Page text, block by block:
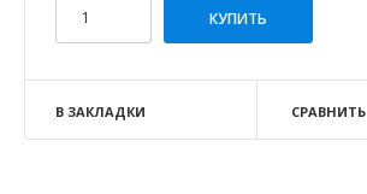
В ЗАКЛАДКИ СРАВНИТЬ